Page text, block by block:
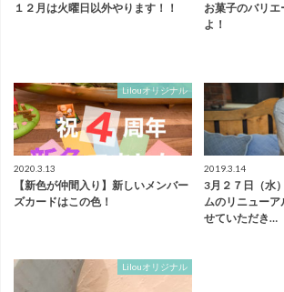
１２月は火曜日以外やります！！
お菓子のバリ
よ！
Lilouオリジナル
2020.3.13
【新色が仲間入り】新しいメンバー
ズカードはこの色！
2019.3.14
3月２７日（水
ムのリニュー
せていただき…
Lilouオリジナル